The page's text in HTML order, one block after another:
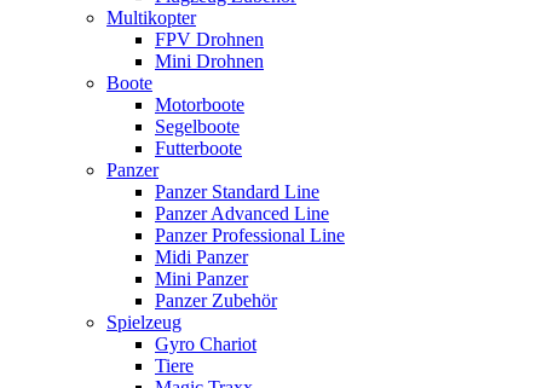
Multikopter
FPV Drohnen
Mini Drohnen
Boote
Motorboote
Segelboote
Futterboote
Panzer
Panzer Standard Line
Panzer Advanced Line
Panzer Professional Line
Midi Panzer
Mini Panzer
Panzer Zubehör
Spielzeug
Gyro Chariot
Tiere